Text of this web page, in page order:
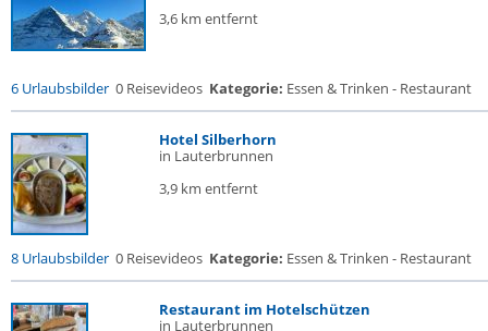
3,6 km entfernt
6 Urlaubsbilder 0 Reisevideos Kategorie: Essen & Trinken - Restaurant
Hotel Silberhorn
in Lauterbrunnen
3,9 km entfernt
8 Urlaubsbilder 0 Reisevideos Kategorie: Essen & Trinken - Restaurant
Restaurant im Hotelschützen
in Lauterbrunnen